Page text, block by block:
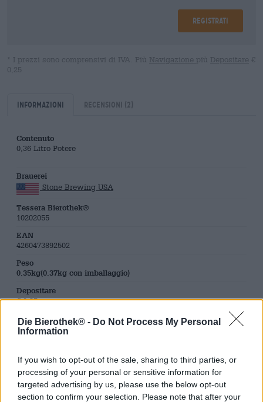
Die Bierothek® - Do Not Process My Personal
Information
If you wish to opt-out of the sale, sharing to third parties, or
processing of your personal or sensitive information for
targeted advertising by us, please use the below opt-out
section to confirm your selection. Please note that after your
Registrati
* I prezzi sono comprensivi di IVA. Più Navigazione più Depositare €
0,25
Informazioni Recensioni (2)
Contenuto
0,36 Litro Potere
Brauerei
Stone Brewing USA
Tessera Bierothek®
10202055
EAN
4260473892502
Peso
0.35kg(0.37kg con imballaggio)
Depositare
€ 0.25
LMIV
Operatore responsabile del settore alimentare (UE)
Bierregion
USA & Kanada
Stile birra